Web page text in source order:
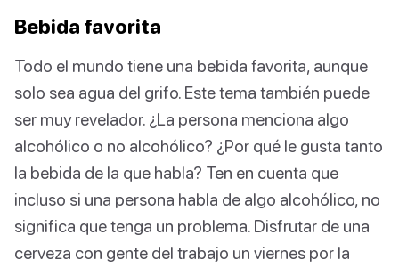
Bebida favorita
Todo el mundo tiene una bebida favorita, aunque
solo sea agua del grifo. Este tema también puede
ser muy revelador. ¿La persona menciona algo
alcohólico o no alcohólico? ¿Por qué le gusta tanto
la bebida de la que habla? Ten en cuenta que
incluso si una persona habla de algo alcohólico, no
significa que tenga un problema. Disfrutar de una
cerveza con gente del trabajo un viernes por la